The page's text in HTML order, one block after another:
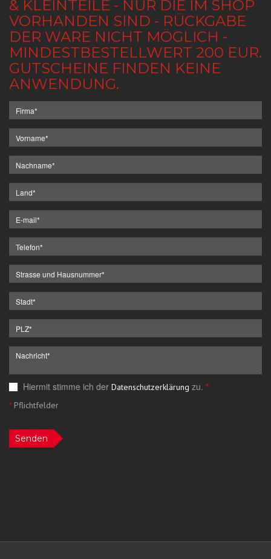
& KLEINTEILE - NUR DIE IM SHOP
VORHANDEN SIND - RÜCKGABE
DER WARE NICHT MÖGLICH -
MINDESTBESTELLWERT 200 EUR.
GUTSCHEINE FINDEN KEINE
ANWENDUNG.
Hiermit stimme ich der Datenschutzerklärung zu. *
*Pflichtfelder
Senden